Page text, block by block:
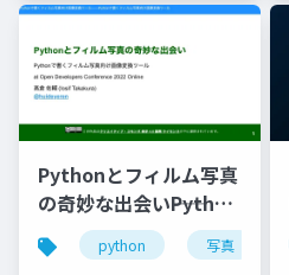
Pythonとフィルム写真
の奇妙な出会い――Python
で書くフィルム写真向
け画像変換ツール
python 写真